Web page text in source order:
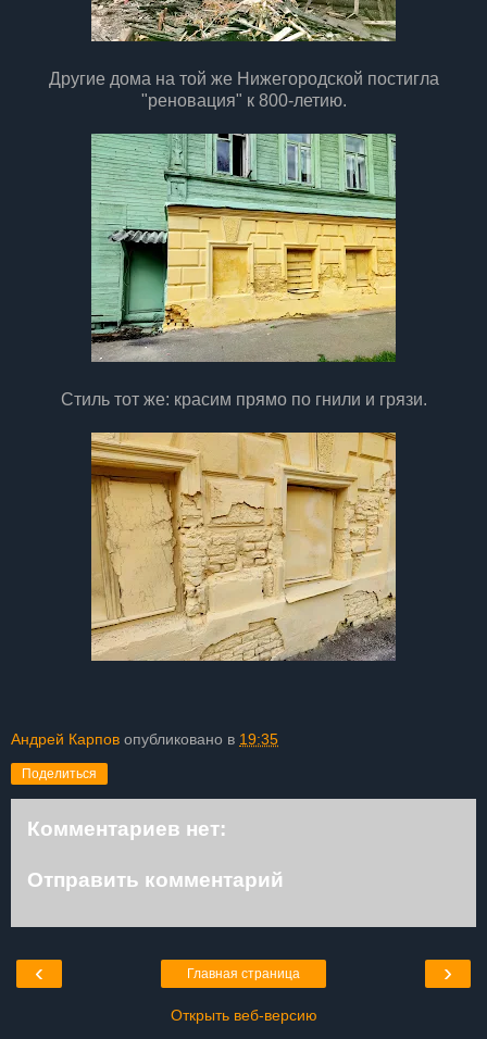
Другие дома на той же Нижегородской постигла
"реновация" к 800-летию.
Стиль тот же: красим прямо по гнили и грязи.
Андрей Карпов опубликовано в 19:35
Поделиться
Комментариев нет:
Отправить комментарий
‹ ›
Главная страница
Открыть веб-версию